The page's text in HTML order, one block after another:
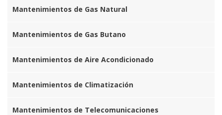
Mantenimientos de Gas Natural
Mantenimientos de Gas Butano
Mantenimientos de Aire Acondicionado
Mantenimientos de Climatización
Mantenimientos de Telecomunicaciones